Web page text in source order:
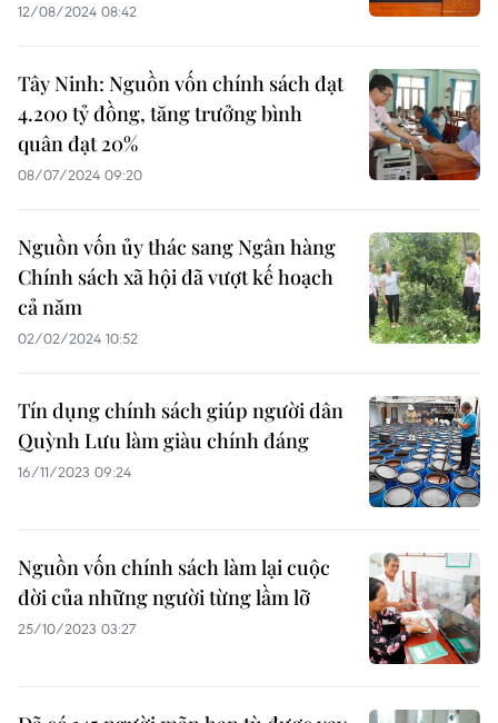
12/08/2024 08:42
Tây Ninh: Nguồn vốn chính sách đạt
4.200 tỷ đồng, tăng trưởng bình
quân đạt 20%
08/07/2024 09:20
Nguồn vốn ủy thác sang Ngân hàng
Chính sách xã hội đã vượt kế hoạch
cả năm
02/02/2024 10:52
Tín dụng chính sách giúp người dân
Quỳnh Lưu làm giàu chính đáng
16/11/2023 09:24
Nguồn vốn chính sách làm lại cuộc
đời của những người từng lầm lỡ
25/10/2023 03:27